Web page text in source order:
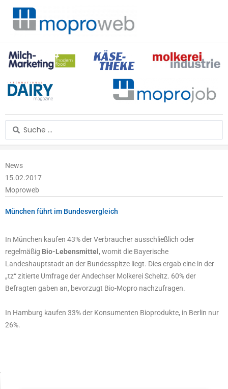
Zum
Inhalt
springen
Search
...
News
15.02.2017
Moproweb
München führt im Bundesvergleich
In München kaufen 43% der Verbraucher ausschließlich oder
regelmäßig Bio-Lebensmittel , womit die Bayerische
Landeshauptstadt an der Bundesspitze liegt. Dies ergab eine in der
„tz“ zitierte Umfrage der Andechser Molkerei Scheitz. 60% der
Befragten gaben an, bevorzugt Bio-Mopro nachzufragen.
In Hamburg kaufen 33% der Konsumenten Bioprodukte, in Berlin nur
26%.